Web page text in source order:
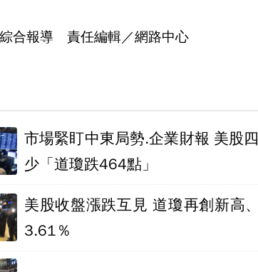
合報導 責任編輯／網路中心
市場緊盯中東局勢.企業財報 美股
少「道瓊跌464點」
美股收盤漲跌互見 道瓊再創新高
3.61％